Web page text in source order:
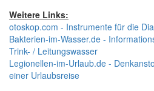
Weitere Links:
otoskop.com - Instrumente für die
Bakterien-im-Wasser.de -
Trink- / Leitungswasser
Legionellen-im-Urlaub.de -
einer Urlaubsreise